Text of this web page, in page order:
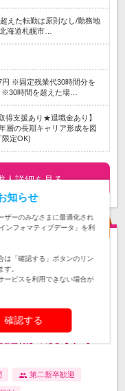
えた転勤は原則なし/勤務地
海道札幌市…
円 ※固定残業代30時間分を
※30時間を超えた場…
得支援あり★退職金あり】
層の長期キャリア形成を図
限定OK)
人詳細を見る
第二新卒歓迎
知らせ
ザーのみなさまに最適化され
ンフォマティブデータ」を利
は「確認する」ボタンのリン
。
ービスを利用できない場合が
確認する